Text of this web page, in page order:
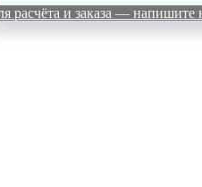
расчёта и заказа — напишите